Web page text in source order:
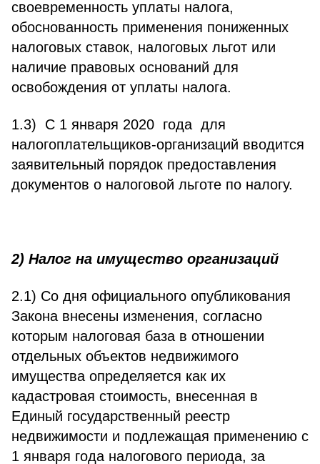
своевременность уплаты налога,
обоснованность применения пониженных
налоговых ставок, налоговых льгот или
наличие правовых оснований для
освобождения от уплаты налога.
1.3) С 1 января 2020 года для
налогоплательщиков-организаций вводится
заявительный порядок предоставления
документов о налоговой льготе по налогу.
2) Налог на имущество организаций
2.1) Со дня официального опубликования
Закона внесены изменения, согласно
которым налоговая база в отношении
отдельных объектов недвижимого
имущества определяется как их
кадастровая стоимость, внесенная в
Единый государственный реестр
недвижимости и подлежащая применению с
1 января года налогового периода, за